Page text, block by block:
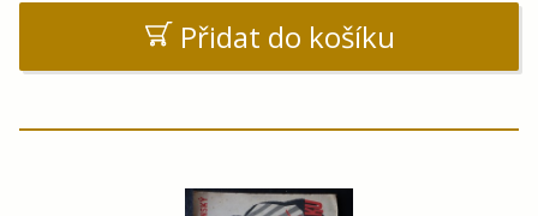
Přidat do košíku